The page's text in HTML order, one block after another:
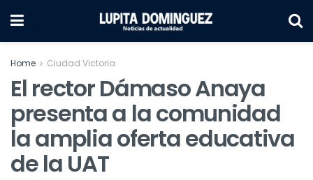
Home Ciudad Victoria
El rector Dámaso Anaya
presenta a la comunidad
la amplia oferta educativa
de la UAT